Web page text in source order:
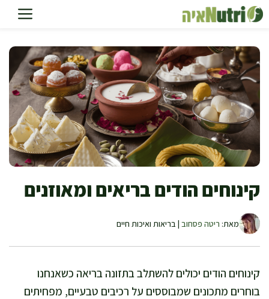
לדלג
לתוכן
קינוחים הודים בריאים ומאוזנים
מאת: ריטה פסחוב | בריאות ואיכות חיים
קינוחים הודים יכולים להשתלב בתזונה בריאה כשאנחנו
בוחרים מתכונים שמבוססים על רכיבים טבעיים, מפחיתים